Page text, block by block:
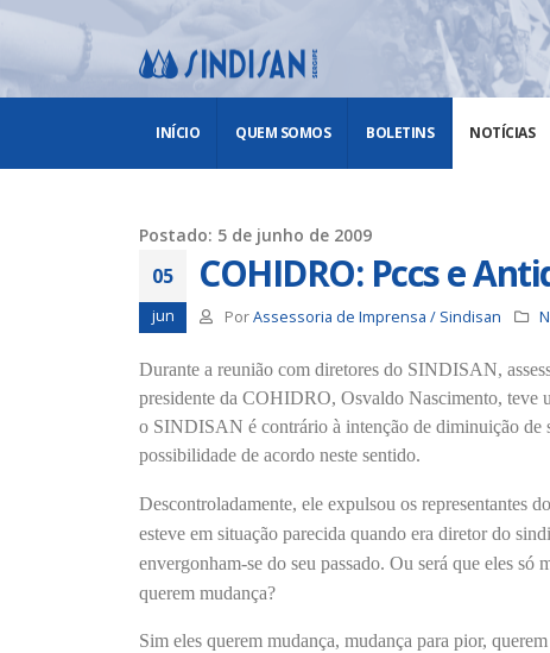
INÍCIO QUEM SOMOS BOLETINS NOTÍCIAS
Postado: 5 de junho de 2009
05
jun
COHIDRO: Pccs e
PorAssessoria de Imprensa / Sindisan
Durante a reunião com diretores do SINDISAN,
presidente da COHIDRO, Osvaldo Nascimento, teve
o SINDISAN é contrário à intenção de diminuição de
possibilidade de acordo neste sentido.
Descontroladamente, ele expulsou os representantes
esteve em situação parecida quando era diretor do
envergonham-se do seu passado. Ou será que eles
querem mudança?
Sim eles querem mudança, mudança para pior,